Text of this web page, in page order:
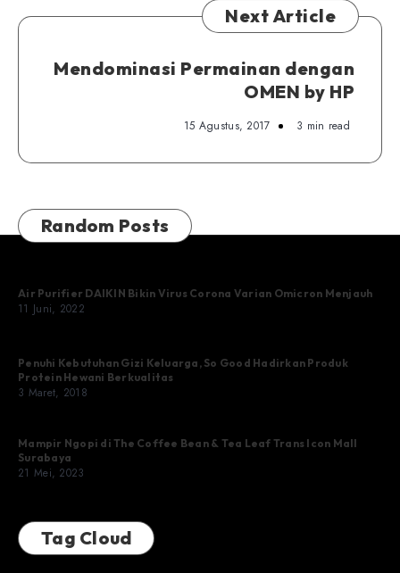
Next Article
Mendominasi Permainan dengan
OMEN by HP
15 Agustus, 2017 3 min read
Random Posts
Air Purifier DAIKIN Bikin Virus Corona Varian Omicron Menjauh
11 Juni, 2022
Penuhi Kebutuhan Gizi Keluarga, So Good Hadirkan Produk
Protein Hewani Berkualitas
3 Maret, 2018
Mampir Ngopi di The Coffee Bean & Tea Leaf Trans Icon Mall
Surabaya
21 Mei, 2023
Tag Cloud